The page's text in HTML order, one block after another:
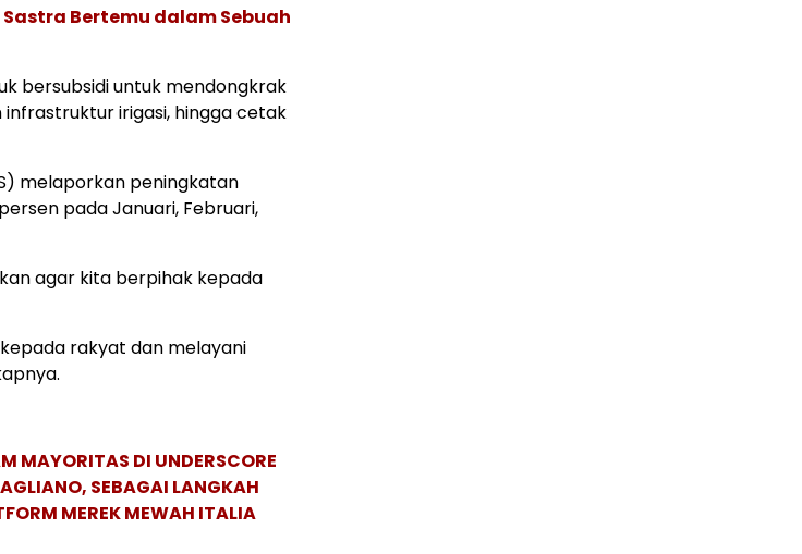
Sastra Bertemu dalam Sebuah
bersubsidi untuk mendongkrak
irigasi, hingga cetak
melaporkan peningkatan
pada Januari, Februari,
agar kita berpihak kepada
rakyat dan melayani
MAYORITAS DI UNDERSCORE
SEBAGAI LANGKAH
MEREK MEWAH ITALIA